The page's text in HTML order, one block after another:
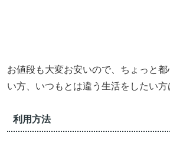
お値段も大変お安いので、ちょっと
い方、いつもとは違う生活をしたい方
利用方法